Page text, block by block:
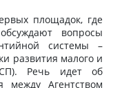
площадок, где
вопросы
системы –
развития малого и
Речь идет об
между Агентством